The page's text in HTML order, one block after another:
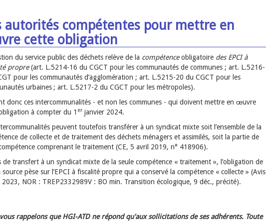
autorités compétentes pour mettre en
cette obligation
du service public des déchets relève de la compétenceobligatoire des EPCI à
propre(art. L.5214-16 du CGCT pour les communautés de communes ; art. L.5216-
pour les communautés d’agglomération ; art. L.5215-20 du CGCT pour les
urbaines ; art. L.5217-2 du CGCT pour les métropoles).
donc ces intercommunalités - et non les communes - qui doivent mettre en œuvre
à compter du 1 er janvier 2024.
peuvent toutefois transférer à un syndicat mixte soit l’ensemble de la
de collecte et de traitement des déchets ménagers et assimilés, soit la partie de
comprenant le traitement (CE, 5 avril 2019, n° 418906).
de transfert à un syndicat mixte de la seule compétence « traitement », l’obligation de
pèse sur l’EPCI à fiscalité propre qui a conservé la compétence « collecte » (Avis
2023, NOR : TREP2332989V : BO min. Transition écologique, 9 déc., précité).
rappelons que HGI-ATD ne répond qu'aux sollicitations de ses adhérents. Toute